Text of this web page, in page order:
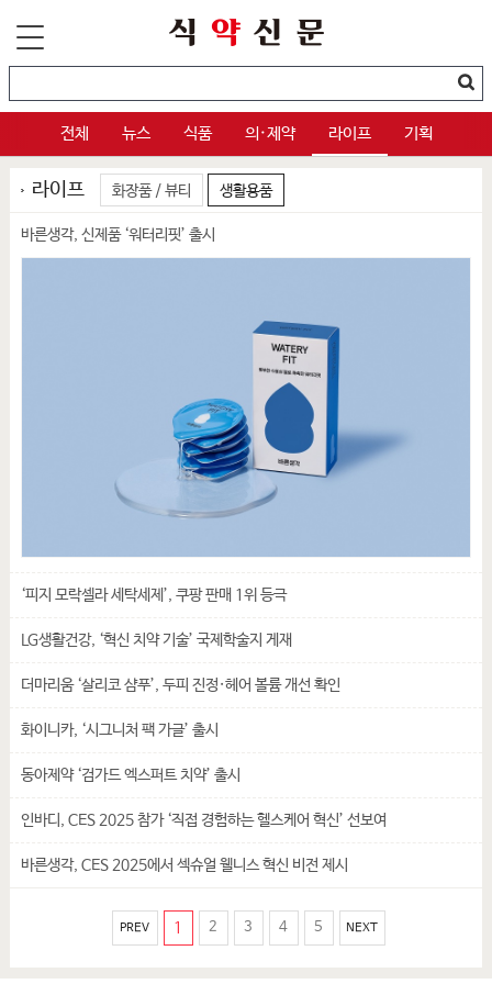
전체 뉴스 식품 의·제약 라이프 기획
라이프 화장품 / 뷰티 생활용품
바른생각, 신제품 ‘워터리핏’ 출시
‘피지 모락셀라 세탁세제’, 쿠팡 판매 1위 등극
LG생활건강, ‘혁신 치약 기술’ 국제학술지 게재
더마리움 ‘살리코 샴푸’, 두피 진정·헤어 볼륨 개선 확인
화이니카, ‘시그니처 팩 가글’ 출시
동아제약 ‘검가드 엑스퍼트 치약’ 출시
인바디, CES 2025 참가 ‘직접 경험하는 헬스케어 혁신’ 선보여
바른생각, CES 2025에서 섹슈얼 웰니스 혁신 비전 제시
PREV 1 2 3 4 5 NEXT